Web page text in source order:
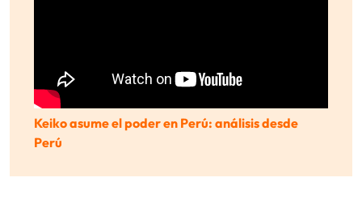
Keiko asume el poder en Perú: análisis desde
Perú